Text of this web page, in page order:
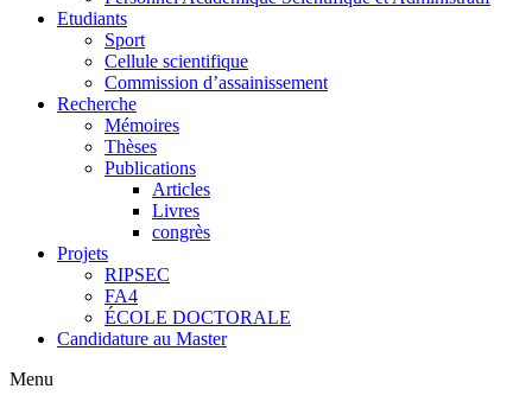
Etudiants
Sport
Cellule scientifique
Commission d’assainissement
Recherche
Mémoires
Thèses
Publications
Articles
Livres
congrès
Projets
RIPSEC
FA4
ÉCOLE DOCTORALE
Candidature au Master
Menu